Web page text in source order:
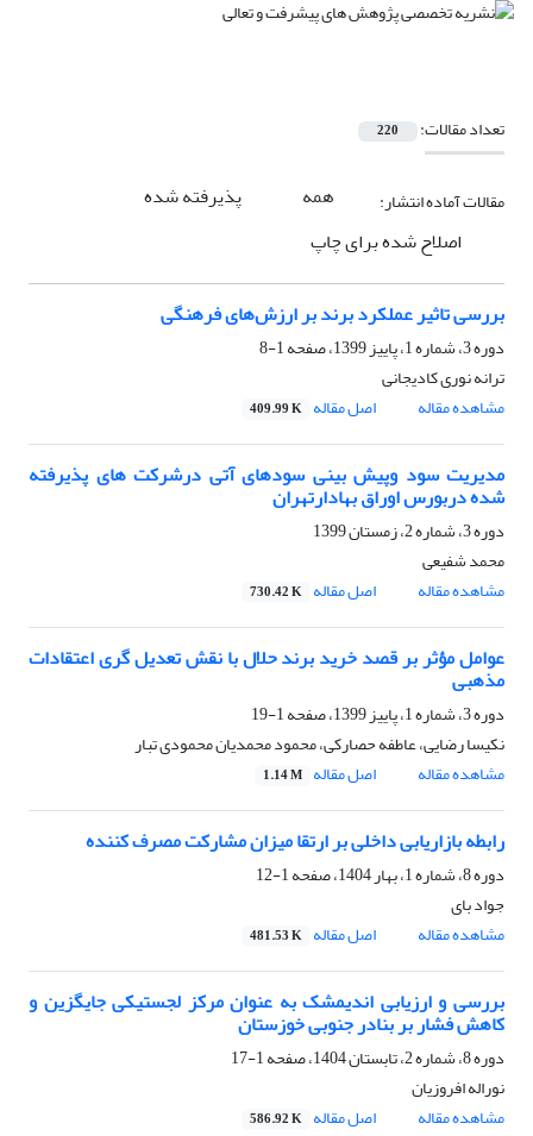
تعداد مقالات: 220
مقالات آماده انتشار: همه
پذیرفته شده
اصلاح شده برای چاپ
بررسی تاثیر عملکرد برند بر ارزش‌های فرهنگی
دوره 3، شماره 1، پاییز 1399، صفحه
1-8
ترانه نوری کادیجانی
مشاهده مقاله
اصل مقاله 409.99 K
مدیریت سود وپیش بینی سودهای آتی درشرکت های پذیرفته
شده دربورس اوراق بهادارتهران
دوره 3، شماره 2، زمستان 1399
محمد شفیعی
مشاهده مقاله
اصل مقاله 730.42 K
عوامل مؤثر بر قصد خرید برند حلال با نقش تعدیل گری اعتقادات
مذهبی
دوره 3، شماره 1، پاییز 1399، صفحه
1-19
نکیسا رضایی، عاطفه حصارکی، محمود محمدیان محمودی تبار
مشاهده مقاله
اصل مقاله 1.14 M
رابطه بازاریابی داخلی بر ارتقا میزان مشارکت مصرف کننده
دوره 8، شماره 1، بهار 1404، صفحه
1-12
جواد بای
مشاهده مقاله
اصل مقاله 481.53 K
بررسی و ارزیابی اندیمشک به عنوان مرکز لجستیکی جایگزین و
کاهش فشار بر بنادر جنوبی خوزستان
دوره 8، شماره 2، تابستان 1404، صفحه
1-17
نوراله افروزیان
مشاهده مقاله
اصل مقاله 586.92 K